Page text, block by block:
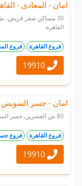
امان - المعادى -
30 مساكن صقر قريش، ش
القاهرة.
فروع القاهرة فروع
امان - جسر السويس
80 ش العشرين, جسر السويس, القاهرة.
فروع القاهرة فروع